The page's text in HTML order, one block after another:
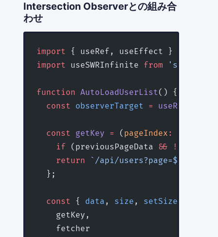
Intersection Observerとの組み合
わせ
import { useRef, useEffect }
import useSWRInfinite from 'swr/
function AutoLoadUserList() {
  const
observerTarget = useRef
  const
getKey = ( pageIndex :
    if
(previousPageData && !
    return
`/api/users?page=${
  };
  const
{ data , size , setSize
    getKey,
    fetcher